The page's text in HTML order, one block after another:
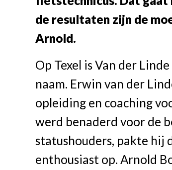
de resultaten zijn de
Arnold.
Op Texel is Van der
naam. Erwin van der
opleiding en coaching
werd benaderd voor de
statushouders, pakte hij
enthousiast op. Arnold